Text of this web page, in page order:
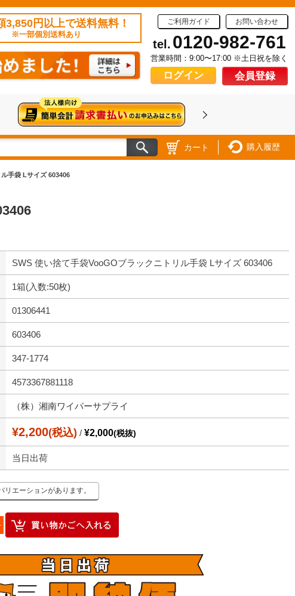
3,850円以上で送料無料！
※一部個別送料あり
ご利用ガイド お問い合わせ
tel. 0120-982-761
営業時間：9:00〜17:00 ※土日祝を除く
ログイン 会員登録
カート 購入履歴
手袋 Lサイズ 603406
SWS 使い捨て手袋VooGOブラックニトリル手袋 Lサイズ 603406
1箱(入数:50枚)
01306441
603406
347-1774
4573367881118
（株）湘南ワイパーサプライ
¥2,200(税込) / ¥2,000(税抜)
当日出荷
リエーションがあります。